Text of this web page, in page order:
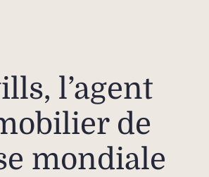
l’agent
de
mondiale